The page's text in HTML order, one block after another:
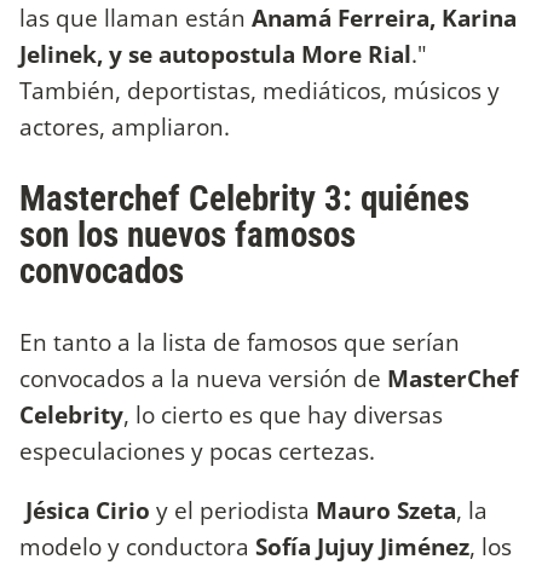
las que llaman están Anamá Ferreira, Karina
Jelinek, y se autopostula More Rial."
También, deportistas, mediáticos, músicos y
actores, ampliaron.
Masterchef Celebrity 3: quiénes
son los nuevos famosos
convocados
En tanto a la lista de famosos que serían
convocados a la nueva versión de MasterChef
Celebrity, lo cierto es que hay diversas
especulaciones y pocas certezas.
Jésica Cirio y el periodista Mauro Szeta, la
modelo y conductora Sofía Jujuy Jiménez, los